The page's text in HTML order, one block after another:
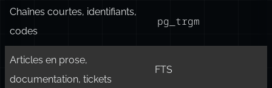
fautes
Autocomplétion / recherche
par préfixe
pg_trgm (ou FTS
avec requêtes préfixe)